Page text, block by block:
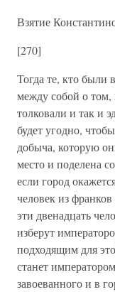
Взятие
[270]
Тогда те, кто были
между собой о
толковали и так и
будет угодно,
добыча, которую
место и поделена
если город
человек из
эти двенадцать
изберут
подходящим для
станет
завоеванного и в